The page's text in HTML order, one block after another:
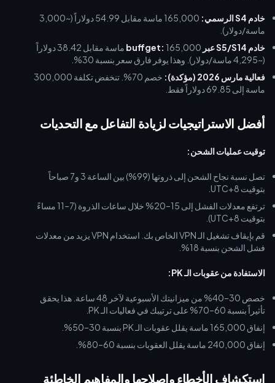
خادم S4 الرسمي:
165,000 ماسة مقابل 54.99 دولاراً (~3,000
ماسة/دولار).
خادم S5/S14 عبر buffget:
165,000 ماسة مقابل 38.42 دولاراً
(~4,295 ماسة/دولار). وهذا يوفر فارق سعر بنسبة 30%.
فعالية مارس 2026 (مؤكدة):
خصم 70%. تنخفض تكلفة 300,000
ماسة إلى 69.85 دولاراً فقط.
أفضل الاستراتيجيات لزيادة التفاعل مع التحديات
توقيت عمليات الشحن:
تصل نسبة نجاح الشحن إلى ذروتها (99%) بين الساعة 3 و7 صباحاً
بتوقيت UTC+8.
ترتفع معدلات الفشل إلى 15–20% خلال ساعات الذروة (7–11 مساءً
بتوقيت UTC+8).
قم بإيقاف تشغيل الـ VPN الخاص بك. استخدام VPN يزيد من معدلات
فشل الشحن بنسبة 18%.
الاستفادة من عقوبات الـ PK:
خصص 30–40% من ميزانيتك الأسبوعية لآخر 48 ساعة. هذا يحقق
تأثيراً بنسبة 60–70% على ترتيبك في فعاليات الـ PK.
إنفاق 165,000 ماسة يقلل عقوبات الـ PK بنسبة 30–50%.
إنفاق 240,000 ماسة يقلل العقوبات بنسبة 60–80%.
استكشاف الأخطاء وإصلاحها والمفاهيم الخاطئة